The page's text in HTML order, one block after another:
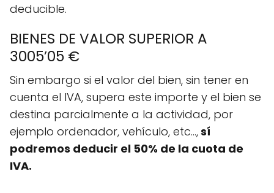
deducible.
BIENES DE VALOR SUPERIOR A
3005’05 €
Sin embargo si el valor del bien, sin tener en
cuenta el IVA, supera este importe y el bien se
destina parcialmente a la actividad, por
ejemplo ordenador, vehículo, etc...,sí
podremos deducir el 50% de la cuota de
IVA.